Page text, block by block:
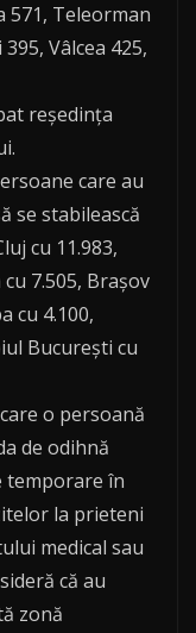
571, Teleorman
Vâlcea 425,
reședința
care au
se stabilească
cu 11.983,
7.505, Brașov
cu 4.100,
București cu
o persoană
de odihnă
temporare în
la prieteni
medical sau
că au
zonă